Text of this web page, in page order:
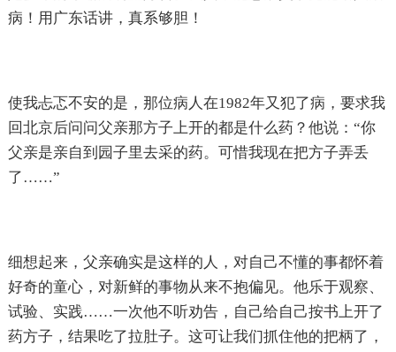
病！用广东话讲，真系够胆！
使我忐忑不安的是，那位病人在1982年又犯了病，要求我
回北京后问问父亲那方子上开的都是什么药？他说：“你
父亲是亲自到园子里去采的药。可惜我现在把方子弄丢
了……”
细想起来，父亲确实是这样的人，对自己不懂的事都怀着
好奇的童心，对新鲜的事物从来不抱偏见。他乐于观察、
试验、实践……一次他不听劝告，自己给自己按书上开了
药方子，结果吃了拉肚子。这可让我们抓住他的把柄了，